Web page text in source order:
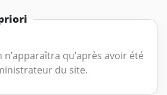
qu’après avoir été
du site.